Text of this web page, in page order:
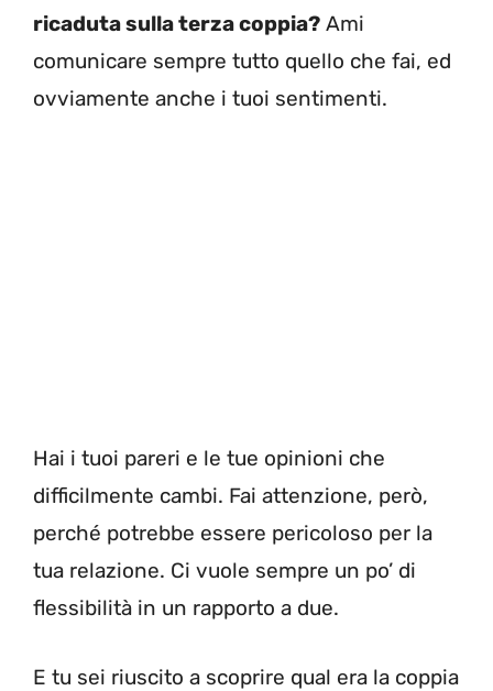
ricaduta sulla terza coppia? Ami
comunicare sempre tutto quello che fai, ed
ovviamente anche i tuoi sentimenti.
Hai i tuoi pareri e le tue opinioni che
difficilmente cambi. Fai attenzione, però,
perché potrebbe essere pericoloso per la
tua relazione. Ci vuole sempre un po’ di
flessibilità in un rapporto a due.
E tu sei riuscito a scoprire qual era la coppia